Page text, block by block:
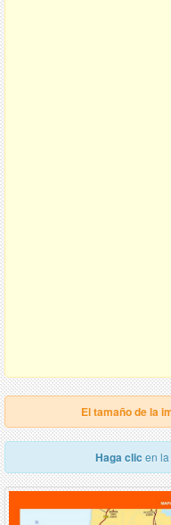
El tamaño de la
Haga clic en